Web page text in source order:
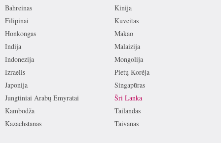
Bahreinas
Filipinai
Honkongas
Indija
Indonezija
Izraelis
Japonija
Jungtiniai Arabų Emyratai
Kambodža
Kazachstanas
Kinija
Kuveitas
Makao
Malaizija
Mongolija
Pietų Korėja
Singapūras
Šri Lanka
Tailandas
Taivanas